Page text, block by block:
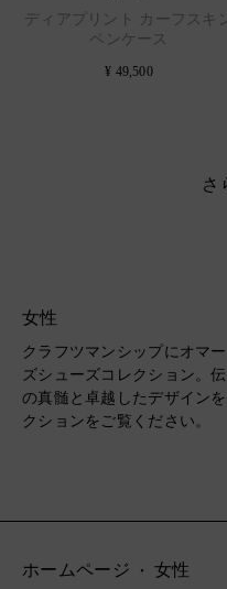
ディアプリント カーフスキ
ペンケース
¥ 49,500
さ
女性
クラフツマンシップにオマ
ズシューズコレクション。
の真髄と卓越したデザイン
クションをご覧ください。
ホームページ 女性